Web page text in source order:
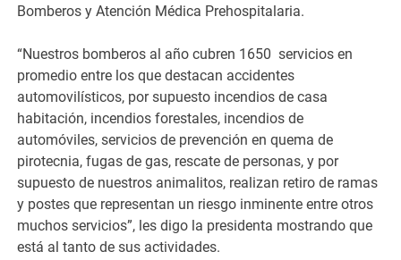
Bomberos y Atención Médica Prehospitalaria.
“Nuestros bomberos al año cubren 1650 servicios en
promedio entre los que destacan accidentes
automovilísticos, por supuesto incendios de casa
habitación, incendios forestales, incendios de
automóviles, servicios de prevención en quema de
pirotecnia, fugas de gas, rescate de personas, y por
supuesto de nuestros animalitos, realizan retiro de ramas
y postes que representan un riesgo inminente entre otros
muchos servicios”, les digo la presidenta mostrando que
está al tanto de sus actividades.